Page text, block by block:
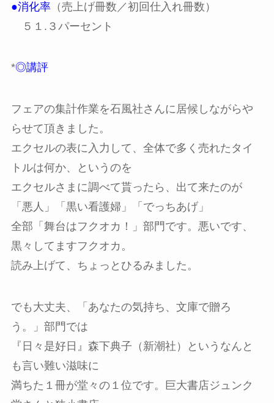
●消化率（売上げ冊数／初回仕入れ冊数）
５１.３パーセント
*◎講評
フェアの集計作業を石風社さんに居候しながらや
らせて頂きました。
エクセルの表に入力して、全体で多く売れたタイ
トルは何か、というのを
エクセルさまに調べて貰ったら、出て来たのが
「悪人」「黒い看護婦」「でっちあげ」
全部「舞台はフクオカ！」部門です。悪いです、
黒々してますフクオカ。
読み上げて、ちょっとひるみました。
でも大丈夫、「あなたの気持ち、文庫で贈ろ
う。」部門では
『日々是好日』森下典子（新潮社）というなんと
も言い難い滋味に
満ちた１冊が堂々の１位です。巨大書店ジュンク